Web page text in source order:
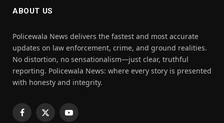
ABOUT US
Policewala News delivers the fastest and most accurate
updates on law enforcement, crime, and ground realities.
No distortion, no sensationalism—just clear, truthful
reporting. Policewala News: where every story is presented
with honesty and integrity.
Facebook
X
YouTube